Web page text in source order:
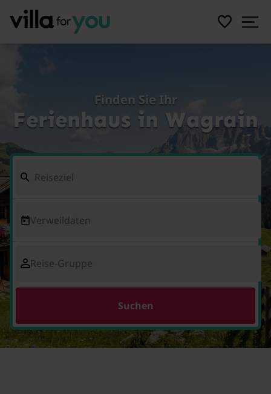
Finden Sie Ihr
Ferienhaus in Wagrain
Verweildaten
Reise-Gruppe
Suchen